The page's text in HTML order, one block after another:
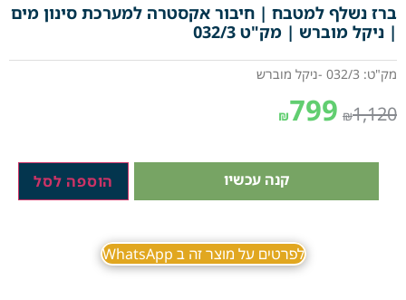
ברז נשלף למטבח | חיבור אקסטרה למערכת סינון מים
| ניקל מוברש | מק"ט 032/3
מק"ט: 032/3 -ניקל מוברש
₪1,120
₪799
קנה עכשיו הוספה לסל
לפרטים על מוצר זה ב WhatsApp